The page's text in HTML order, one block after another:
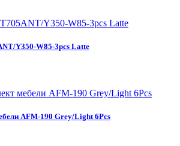
Y350-W85-3pcs Latte
AFM-190 Grey/Light 6Pcs